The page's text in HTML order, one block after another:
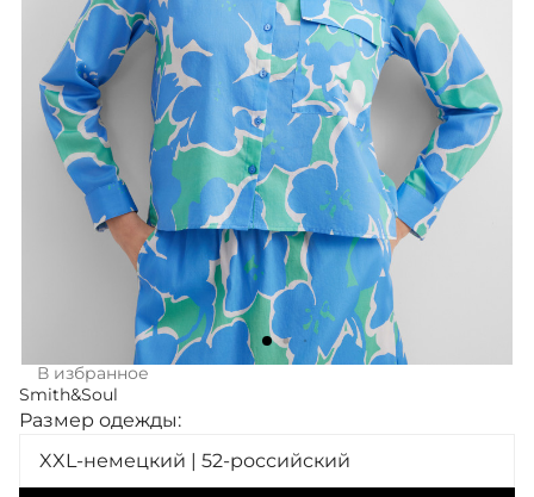
В избранное
Smith&Soul
Размер одежды:
XXL-немецкий | 52-российский